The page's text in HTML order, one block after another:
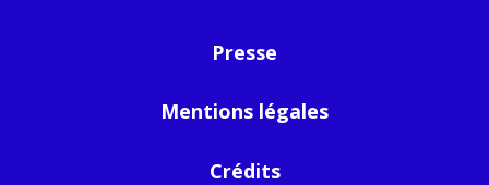
Presse
Mentions légales
Crédits